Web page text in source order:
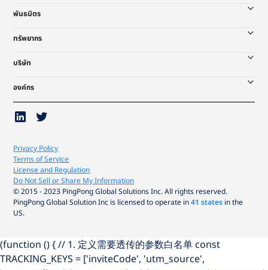
พันธมิตร
ทรัพยากร
บริษัท
องค์กร
Privacy Policy
Terms of Service
License and Regulation
Do Not Sell or Share My Information
© 2015 - 2023 PingPong Global Solutions Inc. All rights reserved.
PingPong Global Solution Inc is licensed to operate in41 states in the
US.
(function () { // 1. 定义需要透传的参数白名单 const
TRACKING_KEYS = ['inviteCode', 'utm_source',